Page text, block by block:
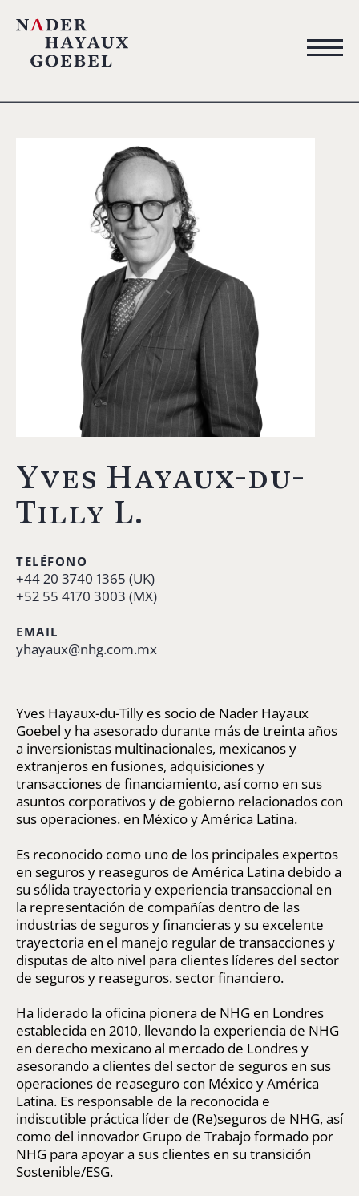
Yves Hayaux-du-
Tilly L.
TELÉFONO
+44 20 3740 1365 (UK)
+52 55 4170 3003 (MX)
EMAIL
yhayaux@nhg.com.mx
Yves Hayaux-du-Tilly es socio de Nader Hayaux
Goebel y ha asesorado durante más de treinta años
a inversionistas multinacionales, mexicanos y
extranjeros en fusiones, adquisiciones y
transacciones de financiamiento, así como en sus
asuntos corporativos y de gobierno relacionados con
sus operaciones. en México y América Latina.
Es reconocido como uno de los principales expertos
en seguros y reaseguros de América Latina debido a
su sólida trayectoria y experiencia transaccional en
la representación de compañías dentro de las
industrias de seguros y financieras y su excelente
trayectoria en el manejo regular de transacciones y
disputas de alto nivel para clientes líderes del sector
de seguros y reaseguros. sector financiero.
Ha liderado la oficina pionera de NHG en Londres
establecida en 2010, llevando la experiencia de NHG
en derecho mexicano al mercado de Londres y
asesorando a clientes del sector de seguros en sus
operaciones de reaseguro con México y América
Latina. Es responsable de la reconocida e
indiscutible práctica líder de (Re)seguros de NHG, así
como del innovador Grupo de Trabajo formado por
NHG para apoyar a sus clientes en su transición
Sostenible/ESG.